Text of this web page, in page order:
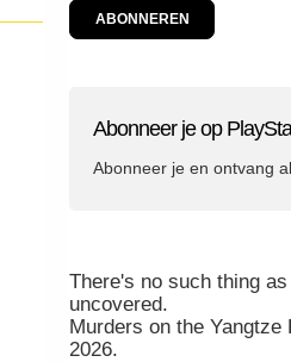
ABONNEREN
Abonneer je op
Abonneer je en ontvang
There's no such thing
uncovered.
Murders on the
2026.